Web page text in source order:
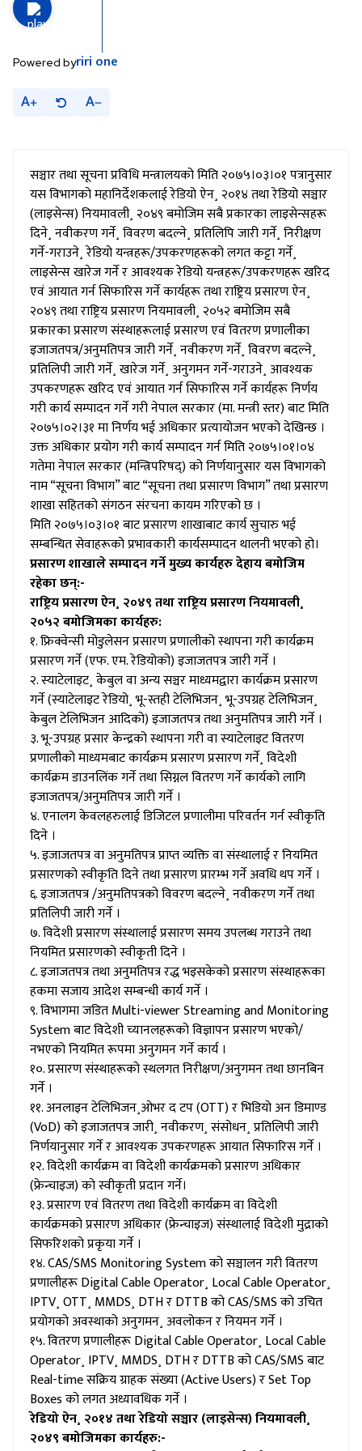
Powered byriri one
A A
सञ्चार तथा सूचना प्रविधि मन्त्रालयको मिति २०७५।०३।०१ पत्रानुसार
यस विभागको महानिर्देशकलाई रेडियो ऐन¸ २०१४ तथा रेडियो सञ्चार
(लाइसेन्स) नियमावली¸ २०४९ बमोजिम सबै प्रकारका लाइसेन्सहरू
दिने¸ नवीकरण गर्ने¸ विवरण बदल्ने¸ प्रतिलिपि जारी गर्ने¸ निरीक्षण
गर्ने-गराउने¸ रेडियो यन्त्रहरू/उपकरणहरूको लगत कट्टा गर्ने¸
लाइसेन्स खारेज गर्ने र आवश्यक रेडियो यन्त्रहरू/उपकरणहरू खरिद
एवं आयात गर्न सिफारिस गर्ने कार्यहरू तथा राष्ट्रिय प्रसारण ऐन¸
२०४९ तथा राष्ट्रिय प्रसारण नियमावली¸ २०५२ बमोजिम सबै
प्रकारका प्रसारण संस्थाहरूलाई प्रसारण एवं वितरण प्रणालीका
इजाजतपत्र/अनुमतिपत्र जारी गर्ने¸ नवीकरण गर्ने¸ विवरण बदल्ने¸
प्रतिलिपी जारी गर्ने¸ खारेज गर्ने¸ अनुगमन गर्ने-गराउने¸ आवश्यक
उपकरणहरू खरिद एवं आयात गर्न सिफारिस गर्ने कार्यहरू निर्णय
गरी कार्य सम्पादन गर्ने गरी नेपाल सरकार (मा. मन्त्री स्तर) बाट मिति
२०७५।०२।३१ मा निर्णय भई अधिकार प्रत्यायोजन भएको देखिन्छ ।
उक्त अधिकार प्रयोग गरी कार्य सम्पादन गर्न मिति २०७५।०१।०४
गतेमा नेपाल सरकार (मन्त्रिपरिषद्) को निर्णयानुसार यस विभागको
नाम “सूचना विभाग” बाट “सूचना तथा प्रसारण विभाग” तथा प्रसारण
शाखा सहितको संगठन संरचना कायम गरिएको छ ।
मिति २०७५।०३।०१ बाट प्रसारण शाखाबाट कार्य सुचारु भई
सम्बन्धित सेवाहरूको प्रभावकारी कार्यसम्पादन थालनी भएको हो।
प्रसारण शाखाले सम्पादन गर्ने मुख्य कार्यहरु देहाय बमोजिम
रहेका छन्:-
राष्ट्रिय प्रसारण ऐन¸ २०४९ तथा राष्ट्रिय प्रसारण नियमावली¸
२०५२ बमोजिमका कार्यहरु:
१. फ्रिक्वेन्सी मोडुलेसन प्रसारण प्रणालीको स्थापना गरी कार्यक्रम
प्रसारण गर्ने (एफ. एम. रेडियोको) इजाजतपत्र जारी गर्ने ।
२. स्याटेलाइट¸ केबुल वा अन्य सञ्चर माध्यमद्वारा कार्यक्रम प्रसारण
गर्ने (स्याटेलाइट रेडियो¸ भू-स्तही टेलिभिजन¸ भू-उपग्रह टेलिभिजन¸
केबुल टेलिभिजन आदिको) इजाजतपत्र तथा अनुमतिपत्र जारी गर्ने ।
३. भू-उपग्रह प्रसार केन्द्रको स्थापना गरी वा स्याटेलाइट वितरण
प्रणालीको माध्यमबाट कार्यक्रम प्रसारण प्रसारण गर्ने¸ विदेशी
कार्यक्रम डाउनलिंक गर्ने तथा सिग्नल वितरण गर्ने कार्यको लागि
इजाजतपत्र/अनुमतिपत्र जारी गर्ने ।
४. एनालग केवलहरुलाई डिजिटल प्रणालीमा परिवर्तन गर्न स्वीकृति
दिने ।
५. इजाजतपत्र वा अनुमतिपत्र प्राप्त व्यक्ति वा संस्थालाई र नियमित
प्रसारणको स्वीकृति दिने तथा प्रसारण प्रारम्भ गर्ने अवधि थप गर्ने ।
६. इजाजतपत्र /अनुमतिपत्रको विवरण बदल्ने¸ नवीकरण गर्ने तथा
प्रतिलिपी जारी गर्ने ।
७. विदेशी प्रसारण संस्थालाई प्रसारण समय उपलब्ध गराउने तथा
नियमित प्रसारणको स्वीकृती दिने ।
८. इजाजतपत्र तथा अनुमतिपत्र रद्ध भइसकेको प्रसारण संस्थाहरूका
हकमा सजाय आदेश सम्बन्धी कार्य गर्ने ।
९. विभागमा जडित Multi-viewer Streaming and Monitoring
System बाट विदेशी च्यानलहरूको विज्ञापन प्रसारण भएको/
नभएको नियमित रूपमा अनुगमन गर्ने कार्य ।
१०. प्रसारण संस्थाहरूको स्थलगत निरीक्षण/अनुगमन तथा छानबिन
गर्ने ।
११. अनलाइन टेलिभिजन¸ओभर द टप (OTT) र भिडियो अन डिमाण्ड
(VoD) को इजाजतपत्र जारी¸ नवीकरण¸ संसोधन¸ प्रतिलिपी जारी
निर्णयानुसार गर्ने र आवश्यक उपकरणहरू आयात सिफारिस गर्ने ।
१२. विदेशी कार्यक्रम वा विदेशी कार्यक्रमको प्रसारण अधिकार
(फ्रेन्चाइज) को स्वीकृती प्रदान गर्ने।
१३. प्रसारण एवं वितरण तथा विदेशी कार्यक्रम वा विदेशी
कार्यक्रमको प्रसारण अधिकार (फ्रेन्चाइज) संस्थालाई विदेशी मुद्राको
सिफरिशको प्रकृया गर्ने ।
१४. CAS/SMS Monitoring System को सञ्चालन गरी वितरण
प्रणालीहरू Digital Cable Operator¸ Local Cable Operator¸
IPTV¸ OTT¸ MMDS¸ DTH र DTTB को CAS/SMS को उचित
प्रयोगको अवस्थाको अनुगमन¸ अवलोकन र नियमन गर्ने ।
१५. वितरण प्रणालीहरू Digital Cable Operator¸ Local Cable
Operator¸ IPTV¸ MMDS¸ DTH र DTTB को CAS/SMS बाट
Real-time सक्रिय ग्राहक संख्या (Active Users) र Set Top
Boxes को लगत अध्यावधिक गर्ने ।
रेडियो ऐन¸ २०१४ तथा रेडियो सञ्चार (लाइसेन्स) नियमावली¸
२०४९ बमोजिमका कार्यहरु:-